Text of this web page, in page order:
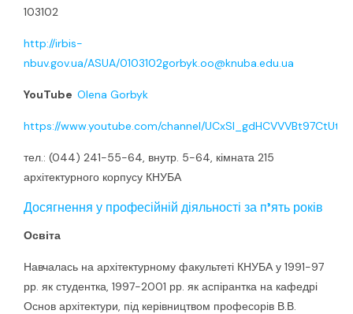
103102
http://irbis-
nbuv.gov.ua/ASUA/0103102gorbyk.oo@knuba.edu.ua
YouTube Olena Gorbyk
https://www.youtube.com/channel/
тел.: (044) 241-55-64, внутр. 5-64, кімната 215
архітектурного корпусу КНУБА
Досягнення у професійній діяльності за п’ять років
Освіта
Навчалась на архітектурному факультеті КНУБА у 1991-97
рр. як студентка, 1997-2001 рр. як аспірантка на кафедрі
Основ архітектури, під керівництвом професорів В.В.